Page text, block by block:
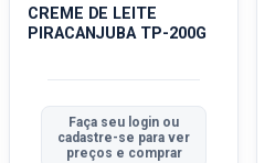
CREME DE LEITE
PIRACANJUBA TP-200G
Faça seu login ou
cadastre-se para ver
preços e comprar